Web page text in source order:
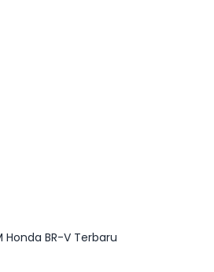
Honda BR-V Terbaru